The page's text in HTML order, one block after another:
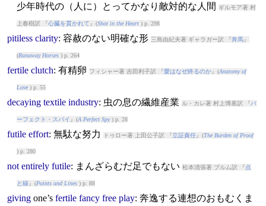
少年時代の（人に）とってかなり敵対的な人間
ギルモア著 村
上春樹訳 『心臓を貫かれて 』(Shot in the Heart) p. 298
pitiless clarity: 容赦のない明確な形 三島由紀夫著 ギャラガー訳 『奔馬』
(Runaway Horses) p. 264
fertile clutch: 有精卵 フィシャー著 吉田利子訳 『愛はなぜ終るのか』(Anatomy of
Love) p. 55
decaying textile industry: 虫の息の繊維産業 ル・カレ著 村上博基訳 『パ
ーフェクト・スパイ 』(A Perfect Spy) p. 28
futile effort: 無駄な努力 トゥロー著 上田公子訳 『立証責任』(The Burden of Proof
) p. 280
not entirely futile: まんざらむだ足でもない 松本清張著 ブルム訳 『点
と線 』(Points and Lines) p. 88
givingone’s fertile fancy free play: 奔逸する連想のおもむくま